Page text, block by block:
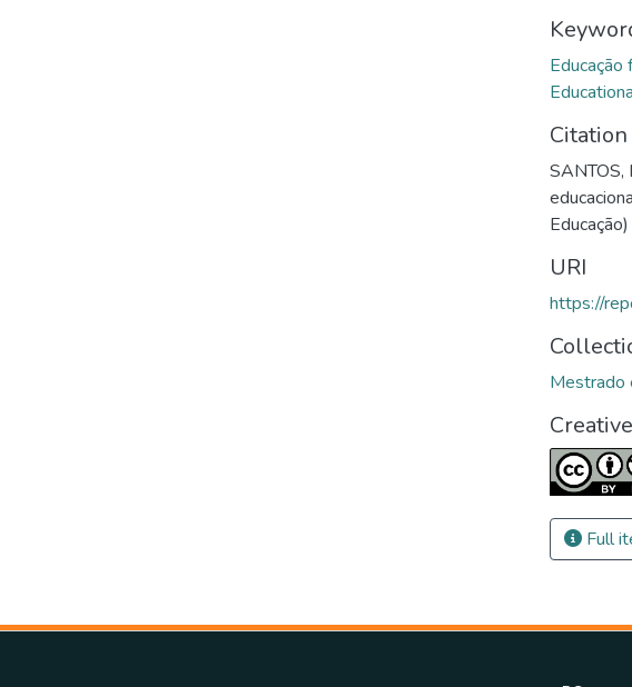
Educação
Citation
SANTOS,
URI
https://
Mestrado
Full